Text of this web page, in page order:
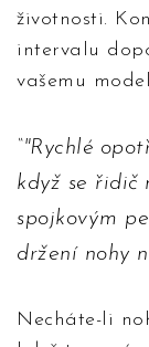
životnosti.
intervalu
vašemu
"Rychlé
když se řidič
spojkovým
držení nohy
Necháte-li